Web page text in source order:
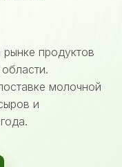
продуктов
молочной
и